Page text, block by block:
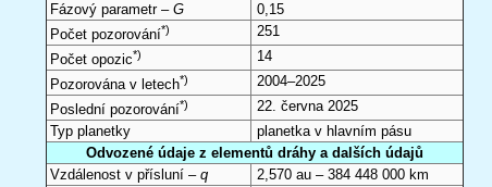
Fázový parametr – G
0,15
Počet pozorování*)
251
Počet opozic*)
14
Pozorována v letech*)
2004–2025
Poslední pozorování*)
22. června 2025
Typ planetky
planetka v hlavním pásu
Odvozené údaje z elementů dráhy a dalších údajů
Vzdálenost v přísluní – q
2,570 au – 384 448 000 km